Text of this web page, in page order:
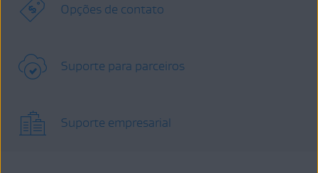
Opções de contato
Suporte para parceiros
Suporte empresarial